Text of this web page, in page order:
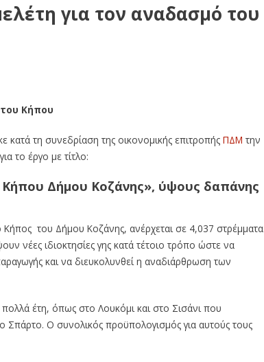
για τον αναδασμό του
Κήπου
κατά τη συνεδρίαση της οικονομικής επιτροπής ΠΔΜ την
το έργο με τίτλο:
Δήμου Κοζάνης», ύψους δαπάνης
Κήπος του Δήμου Κοζάνης, ανέρχεται σε 4,037 στρέμματα
νέες ιδιοκτησίες γης κατά τέτοιο τρόπο ώστε να
και να διευκολυνθεί η αναδιάρθρωση των
έτη, όπως στο Λουκόμι και στο Σισάνι που
Σπάρτο. Ο συνολικός προϋπολογισμός για αυτούς τους